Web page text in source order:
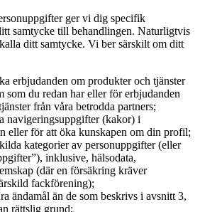
ger vi dig specifik
samtycke till behandlingen. Naturligtvis
ditt samtycke. Vi ber särskilt om ditt
erbjudanden om produkter och tjänster
som du redan har eller för erbjudanden
från våra betrodda partners;
navigeringsuppgifter (kakor) i
eller för att öka kunskapen om din profil;
kategorier av personuppgifter (eller
inklusive, hälsodata,
(där en försäkring kräver
fackförening);
ändamål än de som beskrivs i avsnitt 3,
rättslig grund;